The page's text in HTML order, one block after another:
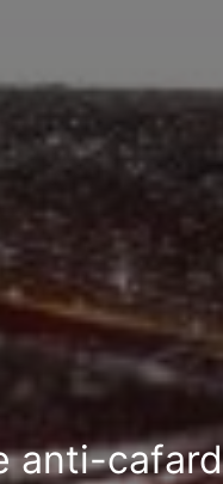
anti-